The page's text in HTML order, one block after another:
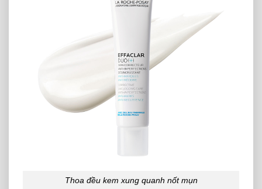
Thoa đều kem xung quanh nốt mụn